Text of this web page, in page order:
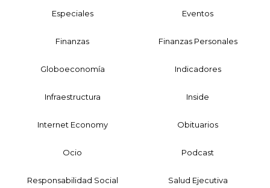
Especiales Eventos
Finanzas Finanzas Personales
Globoeconomía Indicadores
Infraestructura Inside
Internet Economy Obituarios
Ocio Podcast
Responsabilidad Social Salud Ejecutiva